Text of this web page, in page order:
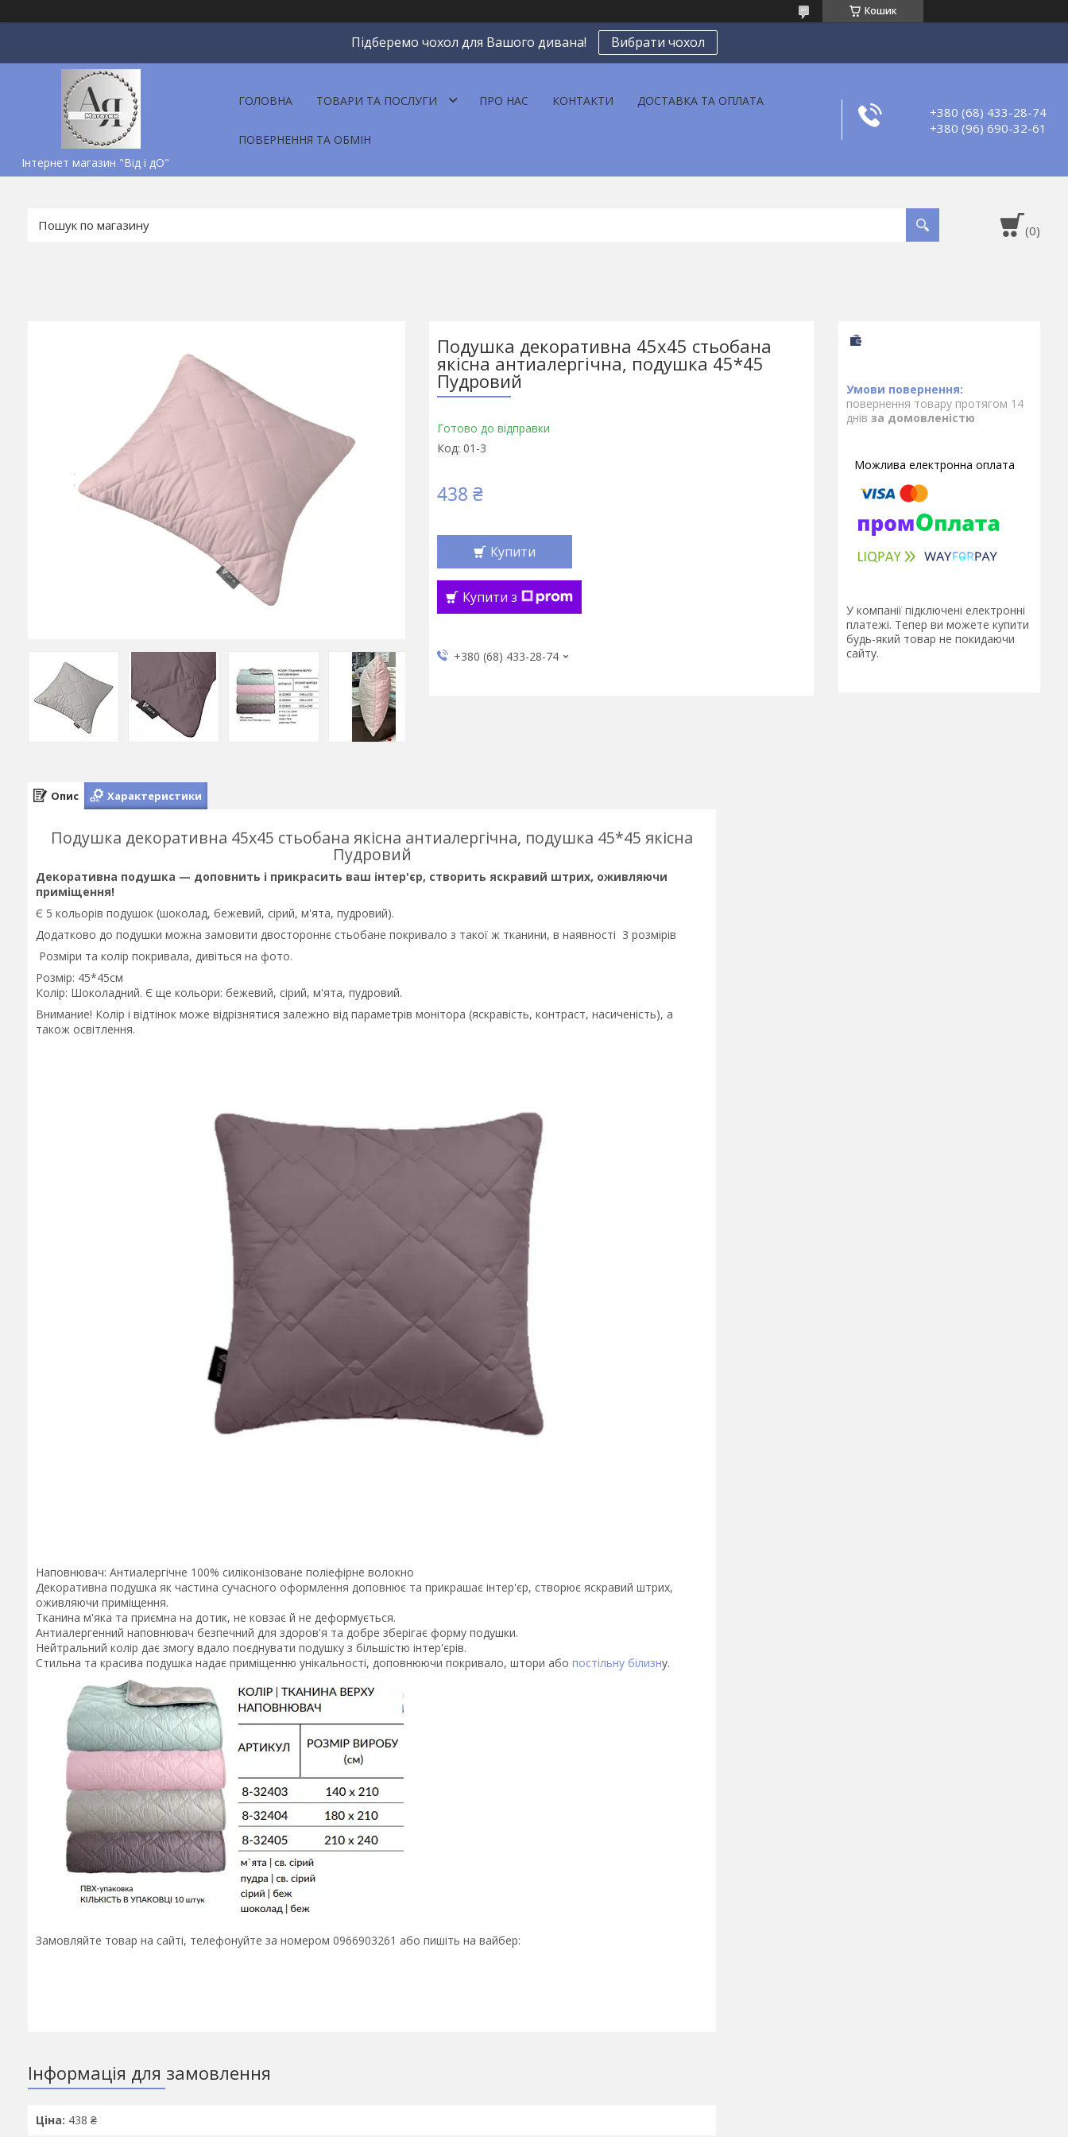
Кошик
Підберемо чохол для Вашого дивана! Вибрати чохол
Інтернет магазин "Від і дО"
ГОЛОВНА ТОВАРИ ТА ПОСЛУГИ ПРО НАС КОНТАКТИ ДОСТАВКА ТА ОПЛАТА
ПОВЕРНЕННЯ ТА ОБМІН
+380 (68) 433-28-74
+380 (96) 690-32-61
Подушка декоративна 45х45 стьобана
якісна антиалергічна, подушка 45*45
Пудровий
Готово до відправки
Код: 01-3
438 ₴
Купити
Купити з
+380 (68) 433-28-74
повернення товару протягом 14
днів за домовленістю
У компанії підключені електронні
платежі. Тепер ви можете купити
будь-який товар не покидаючи
сайту.
Опис Характеристики
Подушка декоративна 45х45 стьобана якісна антиалергічна, подушка 45*45 якісна
Пудровий
Декоративна подушка — доповнить і прикрасить ваш інтер'єр, створить яскравий штрих, оживляючи
приміщення!
Є 5 кольорів подушок (шоколад, бежевий, сірий, м'ята, пудровий).
Додатково до подушки можна замовити двостороннє стьобане покривало з такої ж тканини, в наявності 3 розмірів
Розміри та колір покривала, дивіться на фото.
Розмір: 45*45см
Колір: Шоколадний. Є ще кольори: бежевий, сірий, м'ята, пудровий.
Внимание! Колір і відтінок може відрізнятися залежно від параметрів монітора (яскравість, контраст, насиченість), а
також освітлення.
Наповнювач: Антиалергічне 100% силіконізоване поліефірне волокно
Декоративна подушка як частина сучасного оформлення доповнює та прикрашає інтер'єр, створює яскравий штрих,
оживляючи приміщення.
Тканина м'яка та приємна на дотик, не ковзає й не деформується.
Антиалергенний наповнювач безпечний для здоров'я та добре зберігає форму подушки.
Нейтральний колір дає змогу вдало поєднувати подушку з більшістю інтер'єрів.
Стильна та красива подушка надає приміщенню унікальності, доповнюючи покривало, штори або постільну білизну.
Замовляйте товар на сайті, телефонуйте за номером 0966903261 або пишіть на вайбер:
Інформація для замовлення
Ціна: 438 ₴